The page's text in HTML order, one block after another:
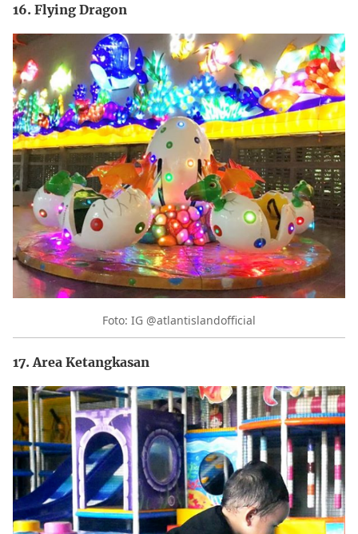
16. Flying Dragon
Foto: IG @atlantislandofficial
17. Area Ketangkasan